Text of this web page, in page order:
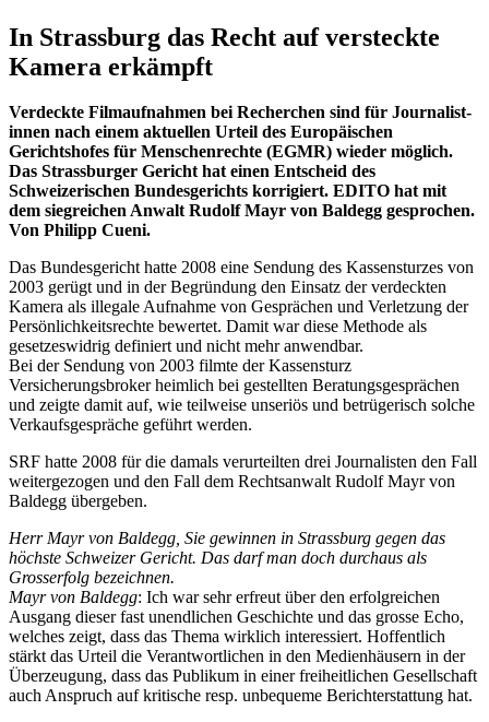
In Strassburg das Recht auf versteckte
Kamera erkämpft
Verdeckte Filmaufnahmen bei Recherchen sind für Journalist-
innen nach einem aktuellen Urteil des Europäischen
Gerichtshofes für Menschenrechte (EGMR) wieder möglich.
Das Strassburger Gericht hat einen Entscheid des
Schweizerischen Bundesgerichts korrigiert. EDITO hat mit
dem siegreichen Anwalt Rudolf Mayr von Baldegg gesprochen.
Von Philipp Cueni.
Das Bundesgericht hatte 2008 eine Sendung des Kassensturzes von
2003 gerügt und in der Begründung den Einsatz der verdeckten
Kamera als illegale Aufnahme von Gesprächen und Verletzung der
Persönlichkeitsrechte bewertet. Damit war diese Methode als
gesetzeswidrig definiert und nicht mehr anwendbar.
Bei der Sendung von 2003 filmte der Kassensturz
Versicherungsbroker heimlich bei gestellten Beratungsgesprächen
und zeigte damit auf, wie teilweise unseriös und betrügerisch solche
Verkaufsgespräche geführt werden.
SRF hatte 2008 für die damals verurteilten drei Journalisten den Fall
weitergezogen und den Fall dem Rechtsanwalt Rudolf Mayr von
Baldegg übergeben.
Herr Mayr von Baldegg, Sie gewinnen in Strassburg gegen das
höchste Schweizer Gericht. Das darf man doch durchaus als
Grosserfolg bezeichnen.
Mayr von Baldegg: Ich war sehr erfreut über den erfolgreichen
Ausgang dieser fast unendlichen Geschichte und das grosse Echo,
welches zeigt, dass das Thema wirklich interessiert. Hoffentlich
stärkt das Urteil die Verantwortlichen in den Medienhäusern in der
Überzeugung, dass das Publikum in einer freiheitlichen Gesellschaft
auch Anspruch auf kritische resp. unbequeme Berichterstattung hat.